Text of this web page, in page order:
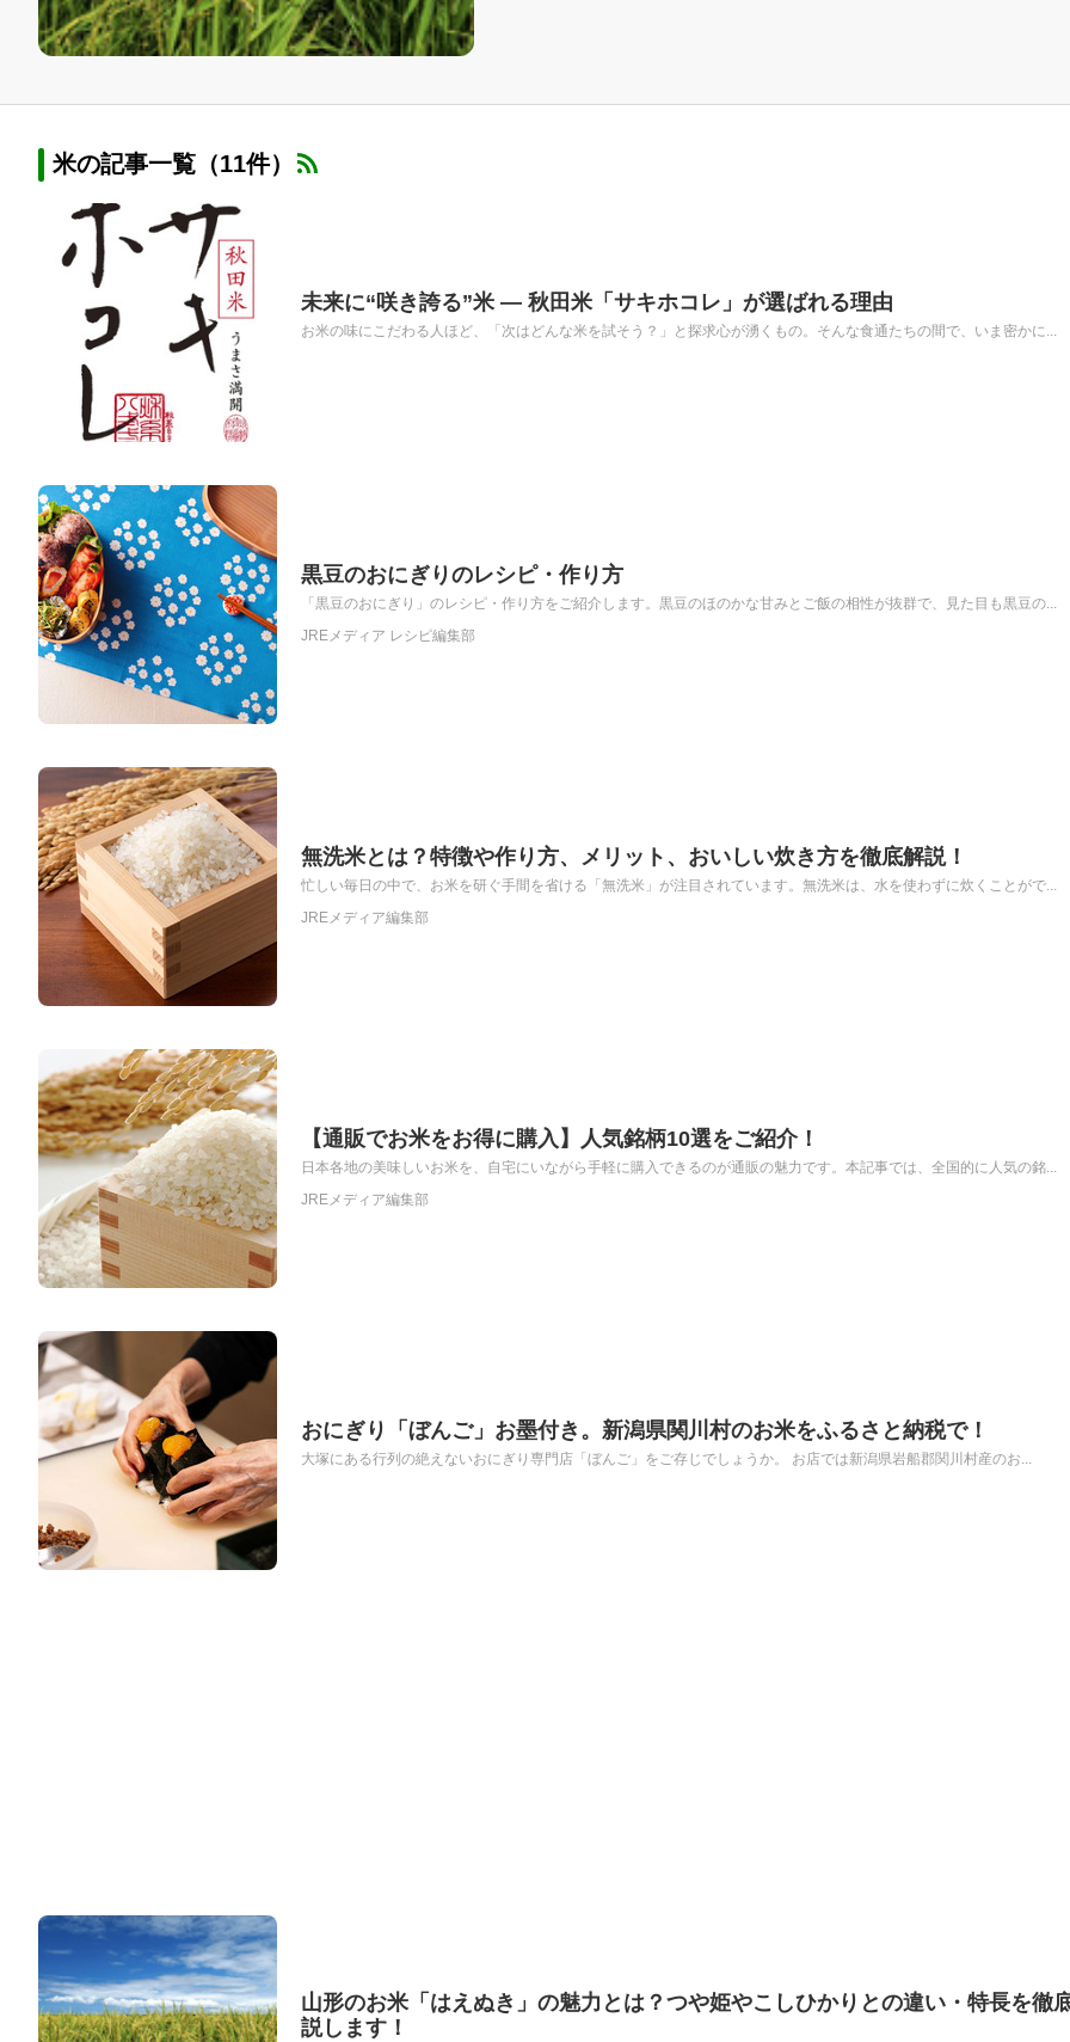
米の記事一覧（11件）
未来に“咲き誇る”米 ― 秋田米「サキホコレ」が選ばれる理由
お米の味にこだわる人ほど、「次はどんな米を試そう？」と探求心が湧くもの。そんな食通たちの間で、いま密かに...
黒豆のおにぎりのレシピ・作り方
「黒豆のおにぎり」のレシピ・作り方をご紹介します。黒豆のほのかな甘みとご飯の相性が抜群で、見た目も黒豆の...
JREメディア レシピ編集部
無洗米とは？特徴や作り方、メリット、おいしい炊き方を徹底解説！
忙しい毎日の中で、お米を研ぐ手間を省ける「無洗米」が注目されています。無洗米は、水を使わずに炊くことがで...
JREメディア編集部
【通販でお米をお得に購入】人気銘柄10選をご紹介！
日本各地の美味しいお米を、自宅にいながら手軽に購入できるのが通販の魅力です。本記事では、全国的に人気の銘...
JREメディア編集部
おにぎり「ぼんご」お墨付き。新潟県関川村のお米をふるさと納税で！
大塚にある行列の絶えないおにぎり専門店「ぼんご」をご存じでしょうか。 お店では新潟県岩船郡関川村産のお...
山形のお米「はえぬき」の魅力とは？つや姫やこしひかりとの違い・特長を徹
説します！